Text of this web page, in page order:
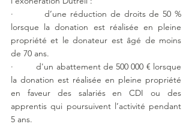
·         d’une réduction de droits de 50 %
lorsque la donation est réalisée en pleine
propriété et le donateur est âgé de moins
de 70 ans.
·         d'un abattement de 500 000 € lorsque
la donation est réalisée en pleine propriété
en faveur des salariés en CDI ou des
apprentis qui poursuivent l’activité pendant
5 ans.